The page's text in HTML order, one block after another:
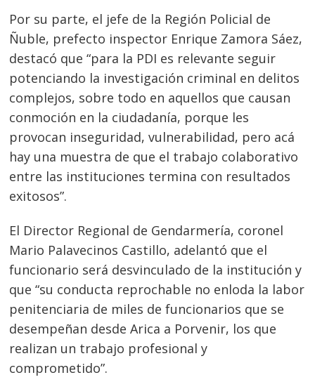
Por su parte, el jefe de la Región Policial de
Ñuble, prefecto inspector Enrique Zamora Sáez,
destacó que “para la PDI es relevante seguir
potenciando la investigación criminal en delitos
complejos, sobre todo en aquellos que causan
conmoción en la ciudadanía, porque les
provocan inseguridad, vulnerabilidad, pero acá
hay una muestra de que el trabajo colaborativo
entre las instituciones termina con resultados
exitosos”.
El Director Regional de Gendarmería, coronel
Mario Palavecinos Castillo, adelantó que el
funcionario será desvinculado de la institución y
que “su conducta reprochable no enloda la labor
penitenciaria de miles de funcionarios que se
desempeñan desde Arica a Porvenir, los que
realizan un trabajo profesional y
comprometido”.